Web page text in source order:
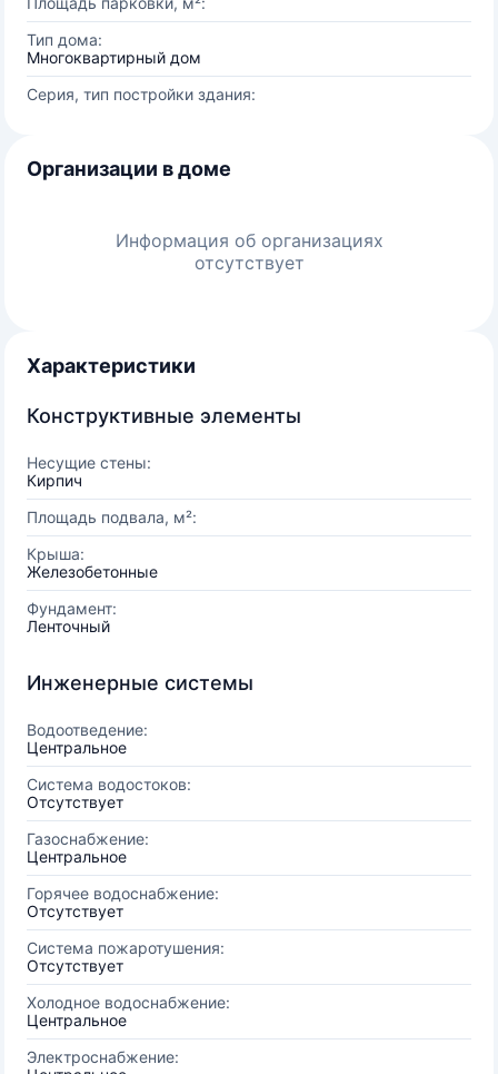
Тип дома:
Многоквартирный дом
Серия, тип постройки здания:
Организации в доме
Информация об организациях
отсутствует
Характеристики
Конструктивные элементы
Несущие стены:
Кирпич
Площадь подвала, м²:
Крыша:
Железобетонные
Фундамент:
Ленточный
Инженерные системы
Водоотведение:
Центральное
Система водостоков:
Отсутствует
Газоснабжение:
Центральное
Горячее водоснабжение:
Отсутствует
Система пожаротушения:
Отсутствует
Холодное водоснабжение:
Центральное
Электроснабжение: